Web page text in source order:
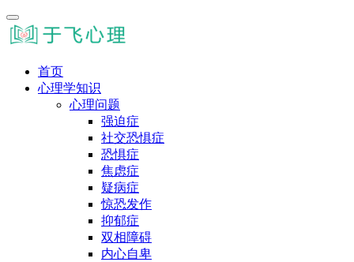
首页
心理学知识
心理问题
强迫症
社交恐惧症
恐惧症
焦虑症
疑病症
惊恐发作
抑郁症
双相障碍
内心自卑